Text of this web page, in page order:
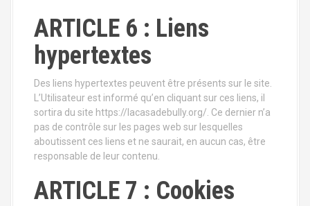
ARTICLE 6 : Liens
hypertextes
Des liens hypertextes peuvent être présents sur le site.
L’Utilisateur est informé qu’en cliquant sur ces liens, il
sortira du site https://lacasadebully.org/. Ce dernier n’a
pas de contrôle sur les pages web sur lesquelles
aboutissent ces liens et ne saurait, en aucun cas, être
responsable de leur contenu.
ARTICLE 7 : Cookies